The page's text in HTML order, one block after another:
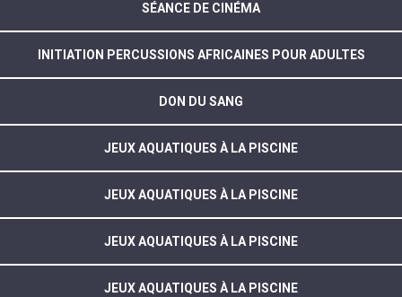
SÉANCE DE CINÉMA
INITIATION PERCUSSIONS AFRICAINES POUR ADULTES
DON DU SANG
JEUX AQUATIQUES À LA PISCINE
JEUX AQUATIQUES À LA PISCINE
JEUX AQUATIQUES À LA PISCINE
JEUX AQUATIQUES À LA PISCINE